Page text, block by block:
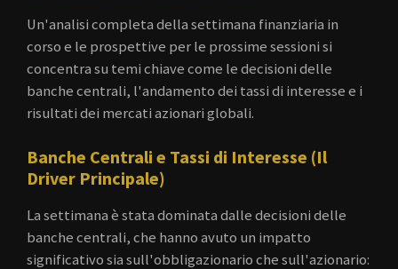
Un'analisi completa della settimana finanziaria in
corso e le prospettive per le prossime sessioni si
concentra su temi chiave come le decisioni delle
banche centrali, l'andamento dei tassi di interesse e i
risultati dei mercati azionari globali.
Banche Centrali e Tassi di Interesse (Il
Driver Principale)
La settimana è stata dominata dalle decisioni delle
banche centrali, che hanno avuto un impatto
significativo sia sull'obbligazionario che sull'azionario: